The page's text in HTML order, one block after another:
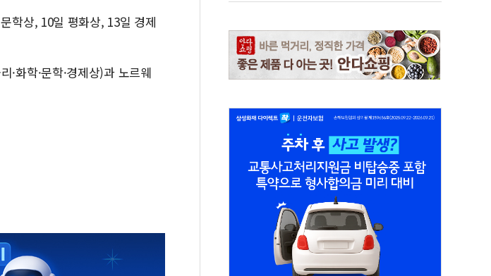
학상, 10일 평화상, 13일 경제
·화학·문학·경제상)과 노르웨